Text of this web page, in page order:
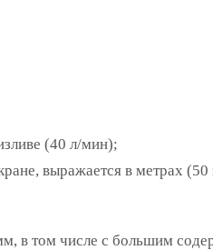
(40 л/мин);
выражается в метрах (50
в том числе с большим